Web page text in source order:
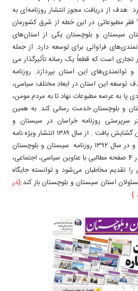
مجوز انتشار روزنامه‌ای به
در این خطه از شرق کشورمان
و بلوچستان یکی از استان‌های
برای توسعه دارد. از جمله
که قطعاً یک رسانه تأثیرگذار می
این استان بپردازد. روزنامه
استان در ابعاد مختلف سیاسی،
مطبوعات نهاد تا به مردم مومن،
خدمت رسانی کند. به همین
سرپرستی روزنامه خراسان در سیستان و
بلوچستان و در شهر زاهدان گشایش یافت . از سال ۱۳۸۹ انتشار ویژه نامه
‌ سیستان و بلوچستان آغاز و در سال ۱۳۹۲ روزنامه سیستان و بلوچستان
نیز در 4 صفحه مطالبی با عناوین سیاسی، اجتماعی،
می‌شود و توانسته جایگاه
سیستان و بلوچستان باز کند.(در